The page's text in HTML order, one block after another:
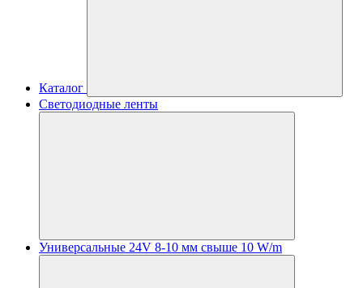
Каталог
Светодиодные ленты
Универсальные 24V 8-10 мм свыше 10 W/m